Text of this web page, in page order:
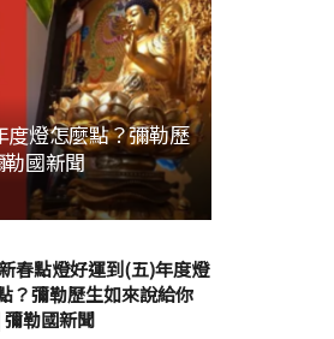
燈怎麼點？彌勒歷
國新聞
春點燈好運到(五)年度燈
？彌勒歷生如來說給你
勒國新聞